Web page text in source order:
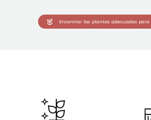
Encontrar las plantas adecuadas